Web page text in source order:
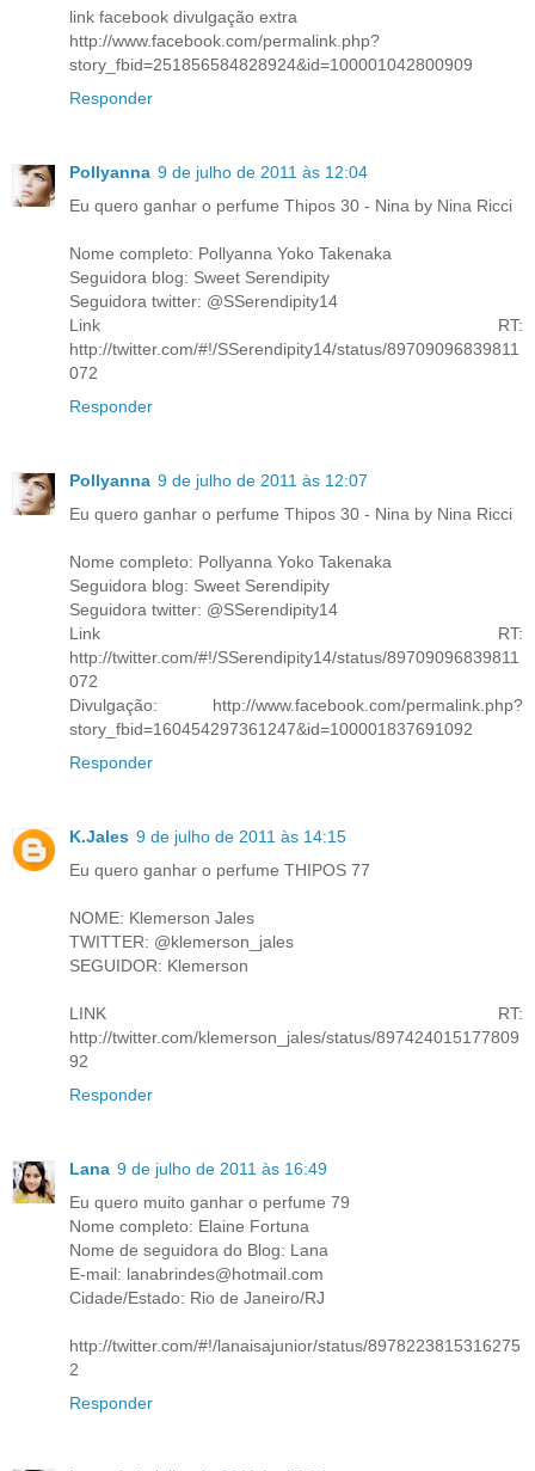
link facebook divulgação extra
http://www.facebook.com/permalink.php?
story_fbid=251856584828924&id=100001042800909
Responder
Pollyanna 9 de julho de 2011 às 12:04
Eu quero ganhar o perfume Thipos 30 - Nina by Nina Ricci
Nome completo: Pollyanna Yoko Takenaka
Seguidora blog: Sweet Serendipity
Seguidora twitter: @SSerendipity14
Link RT:
http://twitter.com/#!/SSerendipity14/status/89709096839811
072
Responder
Pollyanna 9 de julho de 2011 às 12:07
Eu quero ganhar o perfume Thipos 30 - Nina by Nina Ricci
Nome completo: Pollyanna Yoko Takenaka
Seguidora blog: Sweet Serendipity
Seguidora twitter: @SSerendipity14
Link RT:
http://twitter.com/#!/SSerendipity14/status/89709096839811
072
Divulgação: http://www.facebook.com/permalink.php?
story_fbid=160454297361247&id=100001837691092
Responder
K.Jales 9 de julho de 2011 às 14:15
Eu quero ganhar o perfume THIPOS 77
NOME: Klemerson Jales
TWITTER: @klemerson_jales
SEGUIDOR: Klemerson
LINK RT:
http://twitter.com/klemerson_jales/status/897424015177809
92
Responder
Lana 9 de julho de 2011 às 16:49
Eu quero muito ganhar o perfume 79
Nome completo: Elaine Fortuna
Nome de seguidora do Blog: Lana
E-mail: lanabrindes@hotmail.com
Cidade/Estado: Rio de Janeiro/RJ
http://twitter.com/#!/lanaisajunior/status/8978223815316275
2
Responder